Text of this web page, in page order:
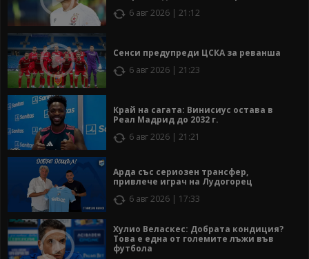
6 авг 2026 | 21:12
Сенси предупреди ЦСКА за реванша
6 авг 2026 | 21:23
Край на сагата: Винисиус остава в
Реал Мадрид до 2032 г.
6 авг 2026 | 21:21
Арда със сериозен трансфер,
привлече играч на Лудогорец
6 авг 2026 | 17:33
Хулио Веласкес: Добрата кондиция?
Това е една от големите лъжи във
футбола